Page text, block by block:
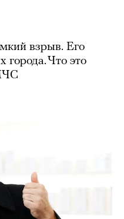
взрыв. Его
города. Что это